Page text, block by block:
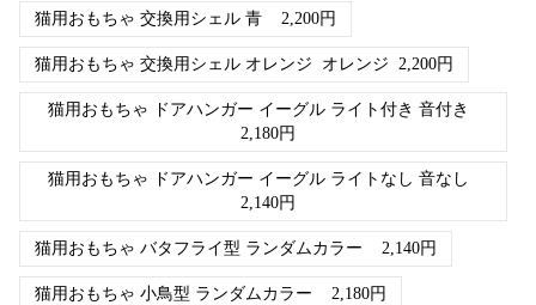
猫用おもちゃ 交換用シェル 青 2,200円
猫用おもちゃ 交換用シェル オレンジ オレンジ 2,200円
猫用おもちゃ ドアハンガー イーグル ライト付き 音付き
2,180円
猫用おもちゃ ドアハンガー イーグル ライトなし 音なし
2,140円
猫用おもちゃ バタフライ型 ランダムカラー 2,140円
猫用おもちゃ 小鳥型 ランダムカラー 2,180円